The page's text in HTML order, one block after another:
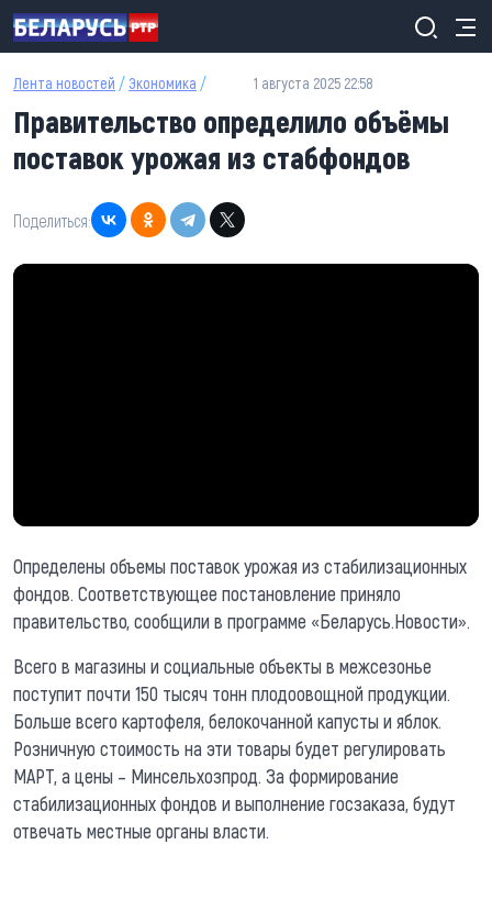
Перейти к основному содержанию
Лента новостей / Экономика / 1 августа 2025 22:58
Правительство определило объёмы
поставок урожая из стабфондов
Поделиться:
Определены объемы поставок урожая из стабилизационных
фондов. Соответствующее постановление приняло
правительство, сообщили в программе «Беларусь.Новости».
Всего в магазины и социальные объекты в межсезонье
поступит почти 150 тысяч тонн плодоовощной продукции.
Больше всего картофеля, белокочанной капусты и яблок.
Розничную стоимость на эти товары будет регулировать
МАРТ, а цены – Минсельхозпрод. За формирование
стабилизационных фондов и выполнение госзаказа, будут
отвечать местные органы власти.